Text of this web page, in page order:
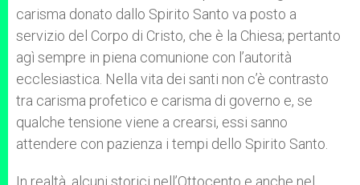
carisma donato dallo Spirito Santo va posto a
servizio del Corpo di Cristo, che è la Chiesa; pertanto
agì sempre in piena comunione con l’autorità
ecclesiastica. Nella vita dei santi non c’è contrasto
tra carisma profetico e carisma di governo e, se
qualche tensione viene a crearsi, essi sanno
attendere con pazienza i tempi dello Spirito Santo.
In realtà, alcuni storici nell’Ottocento e anche nel